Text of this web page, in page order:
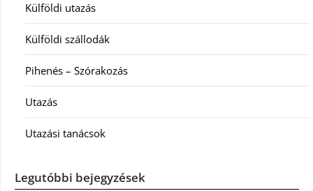
Külföldi utazás
Külföldi szállodák
Pihenés – Szórakozás
Utazás
Utazási tanácsok
Legutóbbi bejegyzések